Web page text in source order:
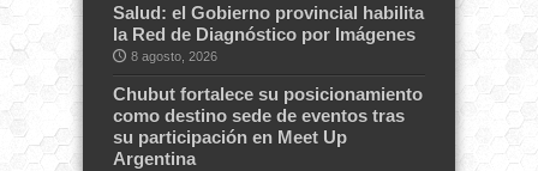
Salud: el Gobierno provincial habilita
la Red de Diagnóstico por Imágenes
8 agosto, 2026
Chubut fortalece su posicionamiento
como destino sede de eventos tras
su participación en Meet Up
Argentina